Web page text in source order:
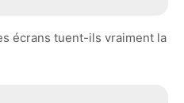
écrans tuent-ils vraiment la